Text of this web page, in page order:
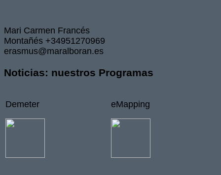
Mari Carmen Francés
Montañés +34951270969
erasmus@maralboran.es
Noticias: nuestros Programas
Demeter eMapping